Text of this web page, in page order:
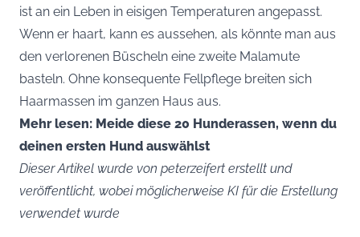
ist an ein Leben in eisigen Temperaturen angepasst.
Wenn er haart, kann es aussehen, als könnte man aus
den verlorenen Büscheln eine zweite Malamute
basteln. Ohne konsequente Fellpflege breiten sich
Haarmassen im ganzen Haus aus.
Mehr lesen: Meide diese 20 Hunderassen, wenn du
deinen ersten Hund auswählst
Dieser Artikel wurde von peterzeifert erstellt und
veröffentlicht, wobei möglicherweise KI für die Erstellung
verwendet wurde